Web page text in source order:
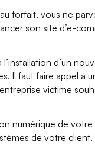
forfait, vous ne
son site d’e-
d’un
Il faut faire appel à
victime
numérique de
de votre